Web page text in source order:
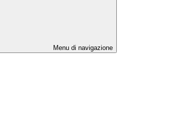
Menu di navigazione